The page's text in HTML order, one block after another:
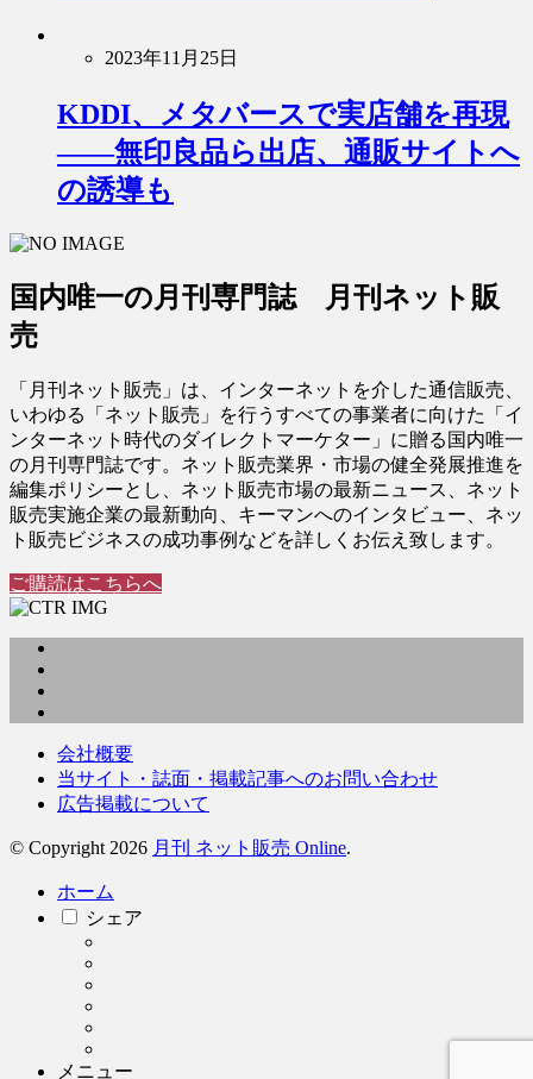
2023年11月25日
KDDI、メタバースで実店舗を再現
――無印良品ら出店、通販サイトへ
の誘導も
国内唯一の月刊専門誌 月刊ネット販
売
「月刊ネット販売」は、インターネットを介した通信販売、
いわゆる「ネット販売」を行うすべての事業者に向けた「イ
ンターネット時代のダイレクトマーケター」に贈る国内唯一
の月刊専門誌です。ネット販売業界・市場の健全発展推進を
編集ポリシーとし、ネット販売市場の最新ニュース、ネット
販売実施企業の最新動向、キーマンへのインタビュー、ネッ
ト販売ビジネスの成功事例などを詳しくお伝え致します。
ご購読はこちらへ
会社概要
当サイト・誌面・掲載記事へのお問い合わせ
広告掲載について
© Copyright 2026 月刊 ネット販売 Online.
ホーム
シェア
メニュー